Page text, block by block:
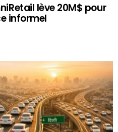
lève 20M$ pour
informel